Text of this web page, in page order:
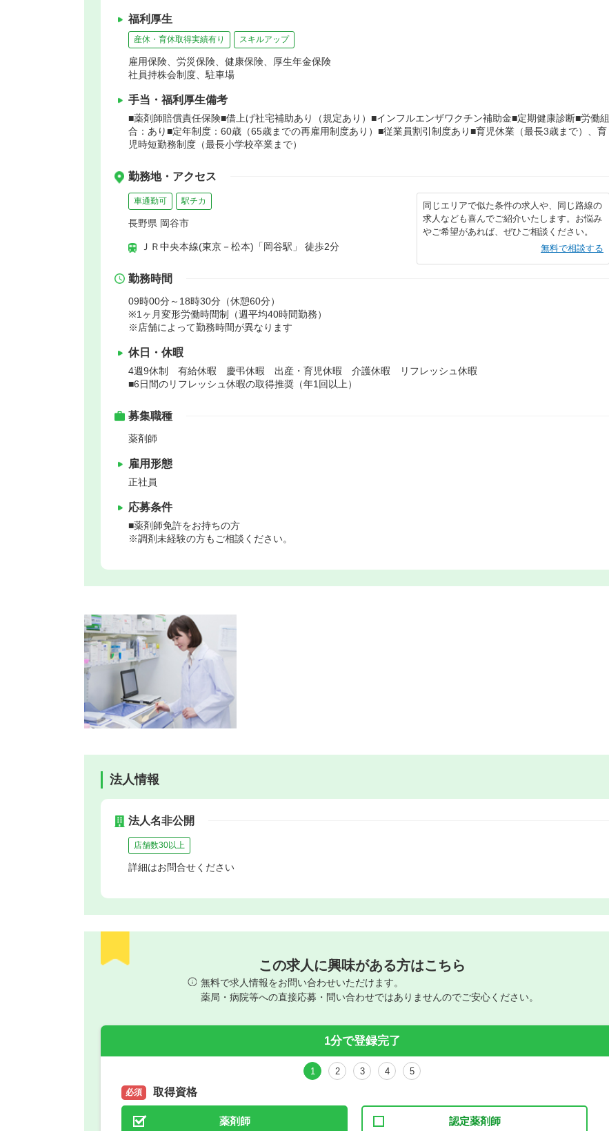
福利厚生
産休・育休取得実績有り スキルアップ
雇用保険、労災保険、健康保険、厚生年金保険
社員持株会制度、駐車場
手当・福利厚生備考
■薬剤師賠償責任保険■借上げ社宅補助あり（規定あり）■インフルエンザワクチン補助金■定期健康診断■労働組
合：あり■定年制度：60歳（65歳までの再雇用制度あり）■従業員割引制度あり■育児休業（最長3歳まで）、育
児時短勤務制度（最長小学校卒業まで）
勤務地・アクセス
車通勤可 駅チカ
長野県 岡谷市
ＪＲ中央本線(東京－松本)「岡谷駅」 徒歩2分
同じエリアで似た条件の求人や、同じ路線の
求人なども喜んでご紹介いたします。お悩み
やご希望があれば、ぜひご相談ください。
無料で相談する
勤務時間
09時00分～18時30分（休憩60分）
※1ヶ月変形労働時間制（週平均40時間勤務）
※店舗によって勤務時間が異なります
休日・休暇
4週9休制 有給休暇 慶弔休暇 出産・育児休暇 介護休暇 リフレッシュ休暇
■6日間のリフレッシュ休暇の取得推奨（年1回以上）
募集職種
薬剤師
雇用形態
正社員
応募条件
■薬剤師免許をお持ちの方
※調剤未経験の方もご相談ください。
法人情報
法人名非公開
店舗数30以上
詳細はお問合せください
この求人に興味がある方はこちら
無料で求人情報をお問い合わせいただけます。
薬局・病院等への直接応募・問い合わせではありませんのでご安心ください。
1分で登録完了
1 2 3 4 5
必須 取得資格
薬剤師 認定薬剤師